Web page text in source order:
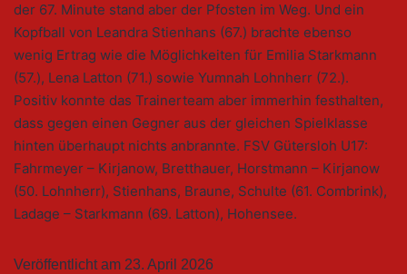
der 67. Minute stand aber der Pfosten im Weg. Und ein
Kopfball von Leandra Stienhans (67.) brachte ebenso
wenig Ertrag wie die Möglichkeiten für Emilia Starkmann
(57.), Lena Latton (71.) sowie Yumnah Lohnherr (72.).
Positiv konnte das Trainerteam aber immerhin festhalten,
dass gegen einen Gegner aus der gleichen Spielklasse
hinten überhaupt nichts anbrannte. FSV Gütersloh U17:
Fahrmeyer – Kirjanow, Bretthauer, Horstmann – Kirjanow
(50. Lohnherr), Stienhans, Braune, Schulte (61. Combrink),
Ladage – Starkmann (69. Latton), Hohensee.
Veröffentlicht am 23. April 2026